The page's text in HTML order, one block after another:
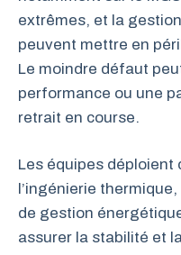
extrêmes, et la
peuvent mettre en
Le moindre défaut
performance ou une
retrait en course.
Les équipes déploient
l’ingénierie
de gestion
assurer la stabilité et